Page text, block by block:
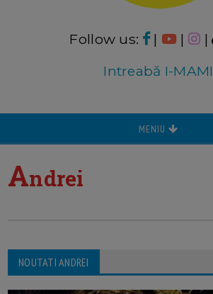
Follow us: | | |
Intreabă I-MAMI
MENIU
Andrei
NOUTATI ANDREI